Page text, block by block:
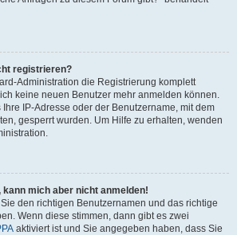
registrieren?
Administration die Registrierung komplett
keine neuen Benutzer mehr anmelden können.
IP-Adresse oder der Benutzername, mit dem
gesperrt wurden. Um Hilfe zu erhalten, wenden
mich aber nicht anmelden!
den richtigen Benutzernamen und das richtige
Wenn diese stimmen, dann gibt es zwei
aktiviert ist und Sie angegeben haben, dass Sie